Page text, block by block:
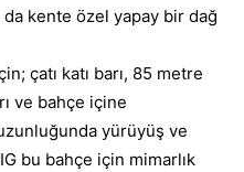
kente özel yapay bir dağ
çatı katı barı, 85 metre
ve bahçe içine
yürüyüş ve
bu bahçe için mimarlık